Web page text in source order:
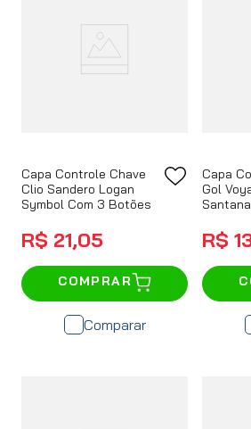
Capa Controle Chave
Clio Sandero Logan
Symbol Com 3 Botões
R$ 21,05
COMPRAR
Comparar
Capa
Gol
R$